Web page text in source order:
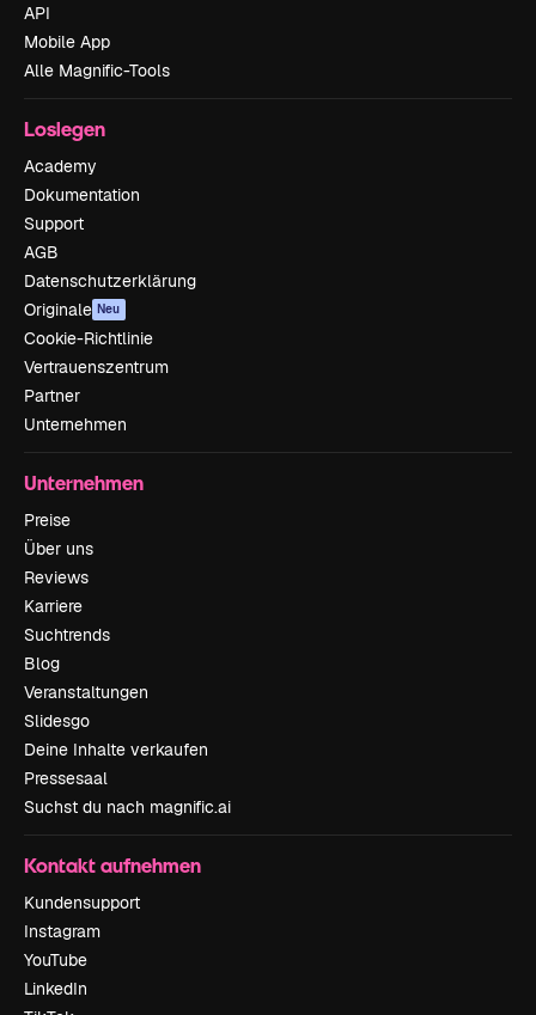
API
Mobile App
Alle Magnific-Tools
Loslegen
Academy
Dokumentation
Support
AGB
Datenschutzerklärung
Originale Neu
Cookie-Richtlinie
Vertrauenszentrum
Partner
Unternehmen
Unternehmen
Preise
Über uns
Reviews
Karriere
Suchtrends
Blog
Veranstaltungen
Slidesgo
Deine Inhalte verkaufen
Pressesaal
Suchst du nach magnific.ai
Kontakt aufnehmen
Kundensupport
Instagram
YouTube
LinkedIn